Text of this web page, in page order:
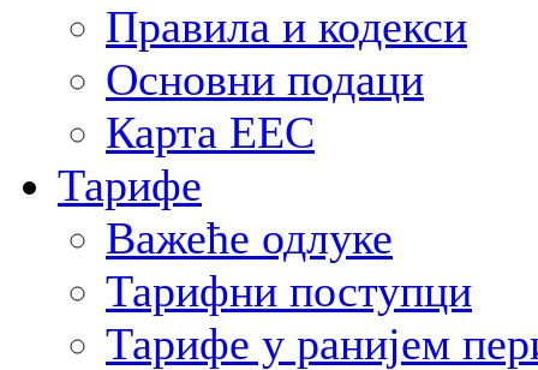
Правила и кодекси
Основни подаци
Карта ЕЕС
Тарифе
Важеће одлуке
Тарифни поступци
Тарифе у ранијем